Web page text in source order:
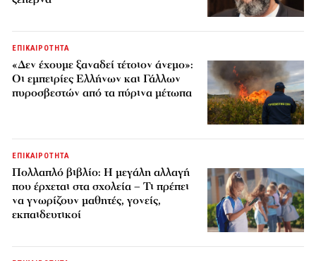
ΕΠΙΚΑΙΡΟΤΗΤΑ
«Δεν έχουμε ξαναδεί τέτοιον άνεμο»:
Οι εμπειρίες Ελλήνων και Γάλλων
πυροσβεστών από τα πύρινα μέτωπα
ΕΠΙΚΑΙΡΟΤΗΤΑ
Πολλαπλό βιβλίο: Η μεγάλη αλλαγή
που έρχεται στα σχολεία – Τι πρέπει
να γνωρίζουν μαθητές, γονείς,
εκπαιδευτικοί